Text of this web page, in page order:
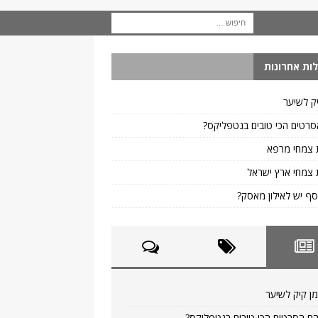
אחרונות
לשיער
הכי טובים בנטפליקס?
צמחי מרפא
צמחי ארץ ישראל
יש לאילון מאסק?
קיק לשיער